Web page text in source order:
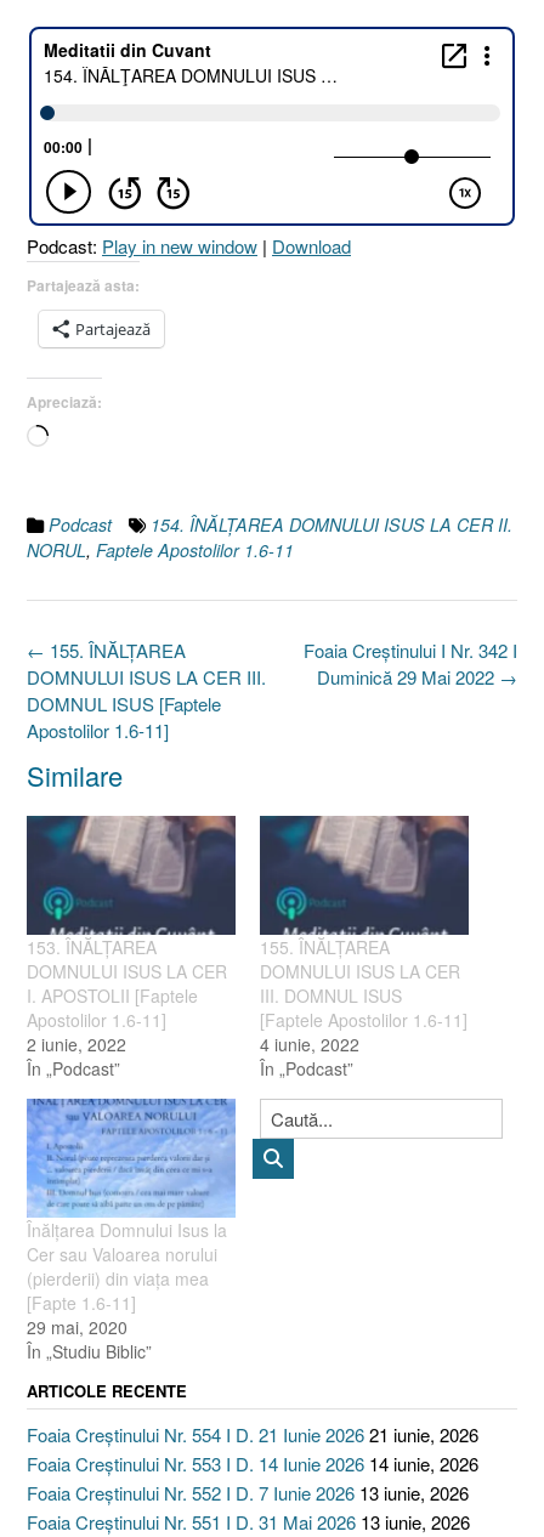
Podcast: Play in new window | Download
Partajează asta:
Partajează
Apreciază:
Încarc...
Podcast
154. ÎNĂLŢAREA DOMNULUI ISUS LA CER II.
NORUL, Faptele Apostolilor 1.6-11
Post
navigation
Foaia Creştinului I Nr. 342 I
Duminică 29 Mai 2022 →
← 155. ÎNĂLŢAREA
DOMNULUI ISUS LA CER III.
DOMNUL ISUS [Faptele
Apostolilor 1.6-11]
Similare
153. ÎNĂLŢAREA
DOMNULUI ISUS LA CER
I. APOSTOLII [Faptele
Apostolilor 1.6-11]
2 iunie, 2022
În „Podcast”
155. ÎNĂLŢAREA
DOMNULUI ISUS LA CER
III. DOMNUL ISUS
[Faptele Apostolilor 1.6-11]
4 iunie, 2022
În „Podcast”
Înălţarea Domnului Isus la
Cer sau Valoarea norului
(pierderii) din viaţa mea
[Fapte 1.6-11]
29 mai, 2020
În „Studiu Biblic”
ARTICOLE RECENTE
Foaia Creștinului Nr. 554 I D. 21 Iunie 202621 iunie, 2026
Foaia Creștinului Nr. 553 I D. 14 Iunie 2026 14 iunie, 2026
Foaia Creștinului Nr. 552 I D. 7 Iunie 2026 13 iunie, 2026
Foaia Creștinului Nr. 551 I D. 31 Mai 2026 13 iunie, 2026